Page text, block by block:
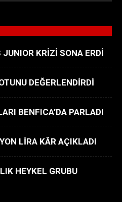
KRİZİ SONA ERDİ
DEĞERLENDİRDİ
BENFICA’DA PARLADI
LİRA KÂR AÇIKLADI
HEYKEL GRUBU